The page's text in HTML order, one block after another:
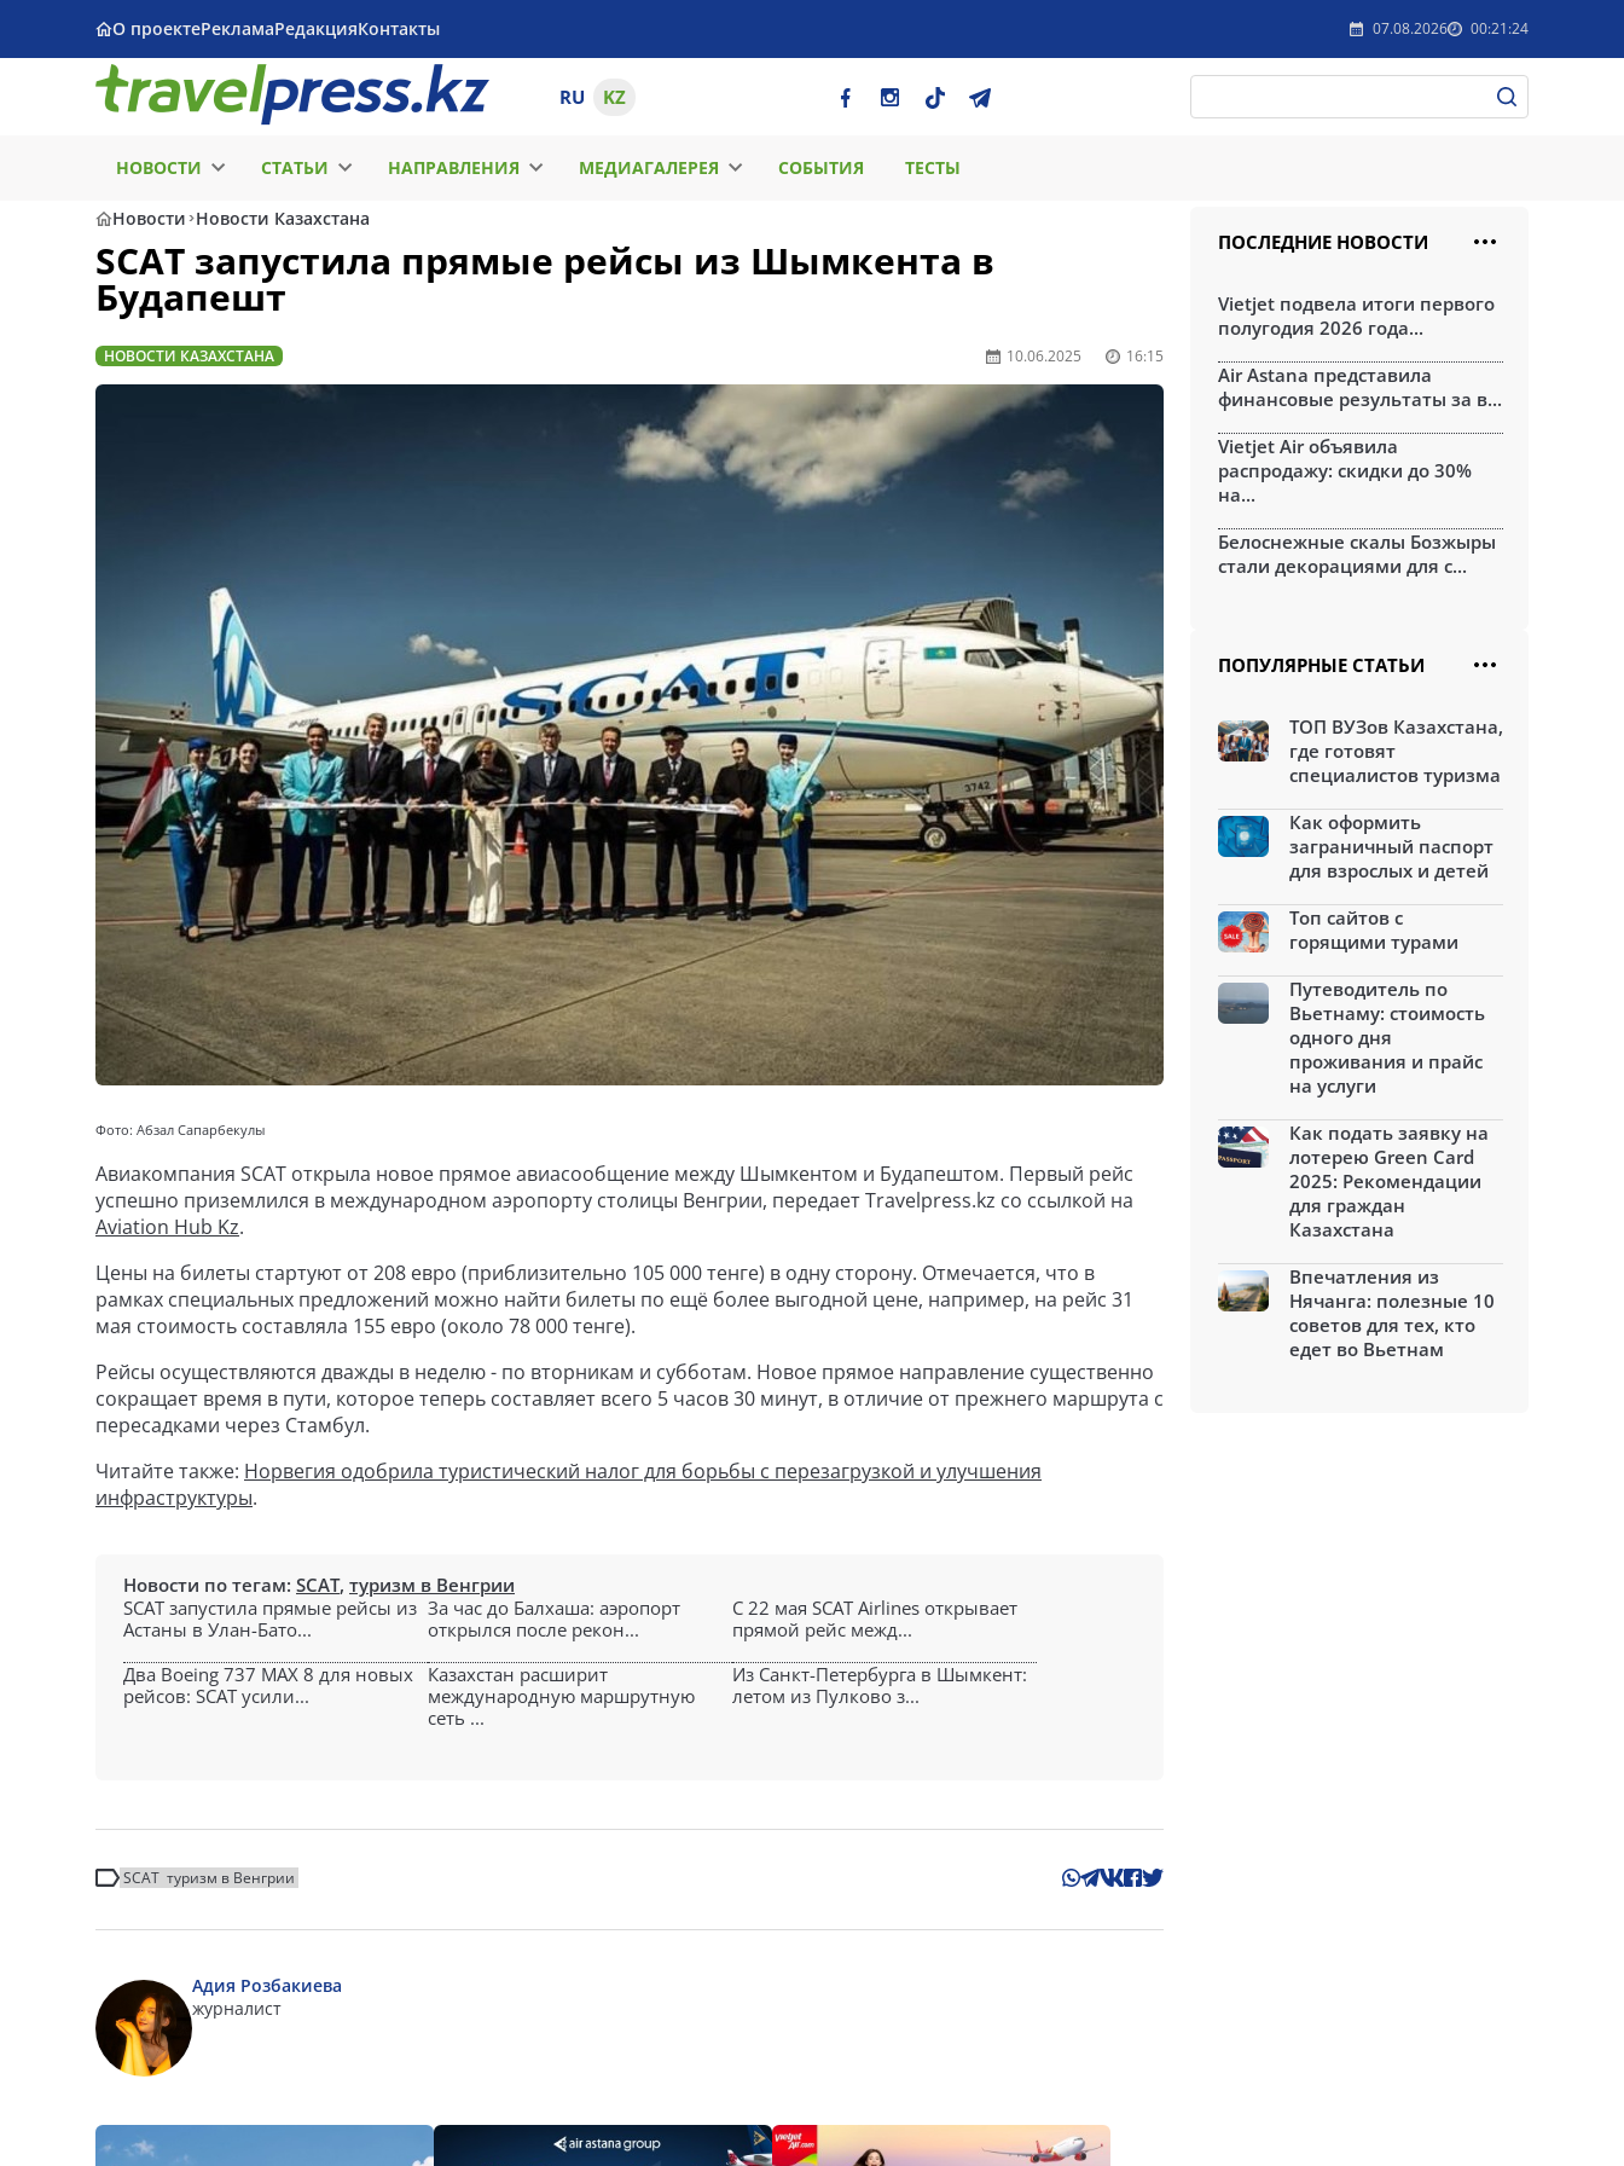
О проектеРекламаРедакцияКонтакты 07.08.2026 00:21:24
RU KZ
НОВОСТИ СТАТЬИ НАПРАВЛЕНИЯ МЕДИАГАЛЕРЕЯ СОБЫТИЯ ТЕСТЫ
Новости Новости Казахстана
SCAT запустила прямые рейсы из Шымкента в
Будапешт
НОВОСТИ КАЗАХСТАНА 10.06.2025 16:15
Фото: Абзал Сапарбекулы
Авиакомпания SCAT открыла новое прямое авиасообщение между Шымкентом и Будапештом. Первый рейс
успешно приземлился в международном аэропорту столицы Венгрии, передает Travelpress.kz со ссылкой на
Aviation Hub Kz.
Цены на билеты стартуют от 208 евро (приблизительно 105 000 тенге) в одну сторону. Отмечается, что в
рамках специальных предложений можно найти билеты по ещё более выгодной цене, например, на рейс 31
мая стоимость составляла 155 евро (около 78 000 тенге).
Рейсы осуществляются дважды в неделю - по вторникам и субботам. Новое прямое направление существенно
сокращает время в пути, которое теперь составляет всего 5 часов 30 минут, в отличие от прежнего маршрута с
пересадками через Стамбул.
Читайте также: Норвегия одобрила туристический налог для борьбы с перезагрузкой и улучшения
инфраструктуры.
Новости по тегам: SCAT, туризм в Венгрии
SCAT запустила прямые рейсы из
Астаны в Улан-Бато...
За час до Балхаша: аэропорт
открылся после рекон...
С 22 мая SCAT Airlines открывает
прямой рейс межд...
Два Boeing 737 MAX 8 для новых
рейсов: SCAT усили...
Казахстан расширит
международную маршрутную
сеть ...
Из Санкт-Петербурга в Шымкент:
летом из Пулково з...
SCAT туризм в Венгрии
Адия Розбакиева
журналист
ПОСЛЕДНИЕ НОВОСТИ
Vietjet подвела итоги первого
полугодия 2026 года...
Air Astana представила
финансовые результаты за в...
Vietjet Air объявила
распродажу: скидки до 30%
на...
Белоснежные скалы Бозжыры
стали декорациями для с...
ПОПУЛЯРНЫЕ СТАТЬИ
ТОП ВУЗов Казахстана,
где готовят
специалистов туризма
Как оформить
заграничный паспорт
для взрослых и детей
Топ сайтов с
горящими турами
Путеводитель по
Вьетнаму: стоимость
одного дня
проживания и прайс
на услуги
Как подать заявку на
лотерею Green Card
2025: Рекомендации
для граждан
Казахстана
Впечатления из
Нячанга: полезные 10
советов для тех, кто
едет во Вьетнам